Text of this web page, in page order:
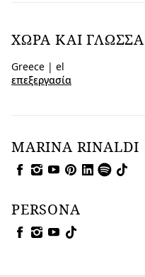
ΧΏΡΑ ΚΑΙ ΓΛΏΣΣΑ
Greece | el
επεξεργασία
MARINA RINALDI
PERSONA